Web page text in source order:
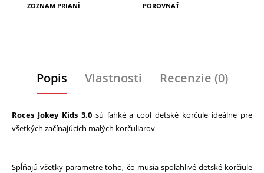
ZOZNAM PRIANÍ POROVNAŤ
Popis Vlastnosti Recenzie (0)
Roces Jokey Kids 3.0sú ľahké a cool detské korčule ideálne pre
všetkých začínajúcich malých korčuliarov
Spĺňajú všetky parametre toho, čo musia spoľahlivé detské korčiule